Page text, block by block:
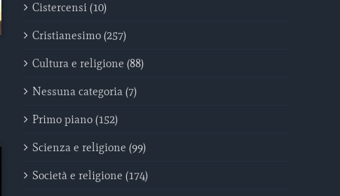
Cistercensi (10)
Cristianesimo (257)
Cultura e religione (88)
Nessuna categoria (7)
Primo piano (152)
Scienza e religione (99)
Società e religione (174)